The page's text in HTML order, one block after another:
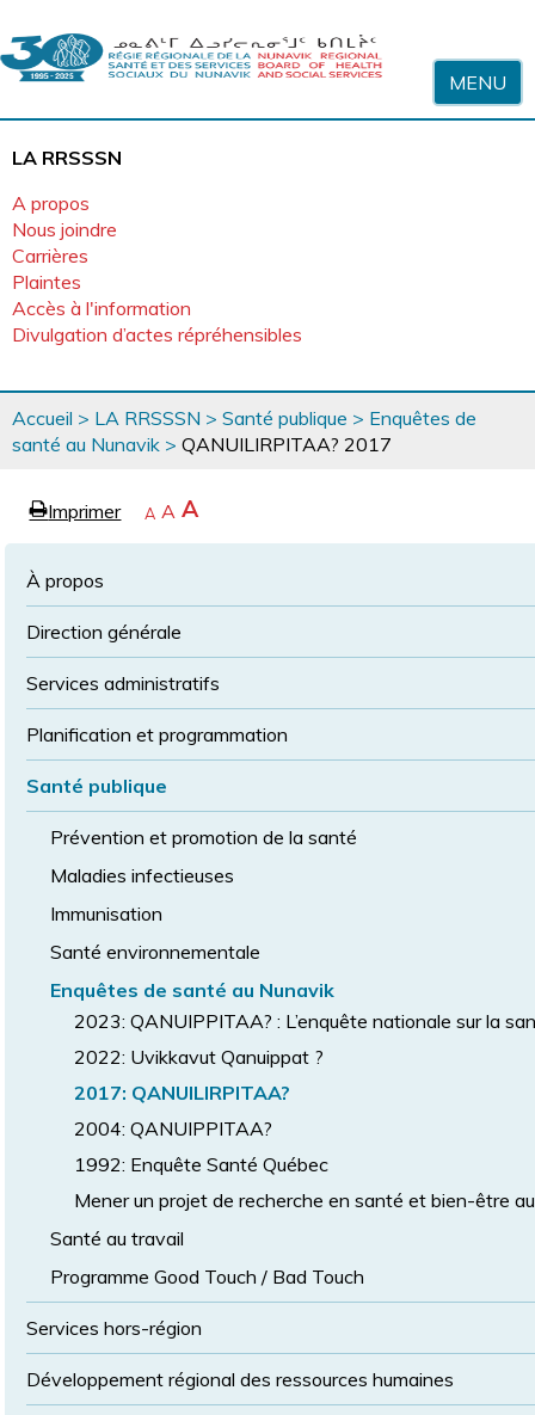
MENU
LA RRSSSN
A propos
Nous joindre
Carrières
Plaintes
Accès à l'information
Divulgation d’actes répréhensibles
Vous
êtes
ici
Accueil > LA RRSSSN > Santé publique > Enquêtes de
santé au Nunavik > QANUILIRPITAA? 2017
eImprimerpageRétrécir
A Revenir
à
police
A Agrandir
la
A
À propos
Direction générale
Services administratifs
Planification et programmation
Santé publique
Prévention et promotion de la santé
Maladies infectieuses
Immunisation
Santé environnementale
Enquêtes de santé au Nunavik
2023: QANUIPPITAA? : L’enquête nationale sur la
2022: Uvikkavut Qanuippat ?
2017: QANUILIRPITAA?
2004: QANUIPPITAA?
1992: Enquête Santé Québec
Mener un projet de recherche en santé et bien-être
Santé au travail
Programme Good Touch / Bad Touch
Services hors-région
Développement régional des ressources humaines